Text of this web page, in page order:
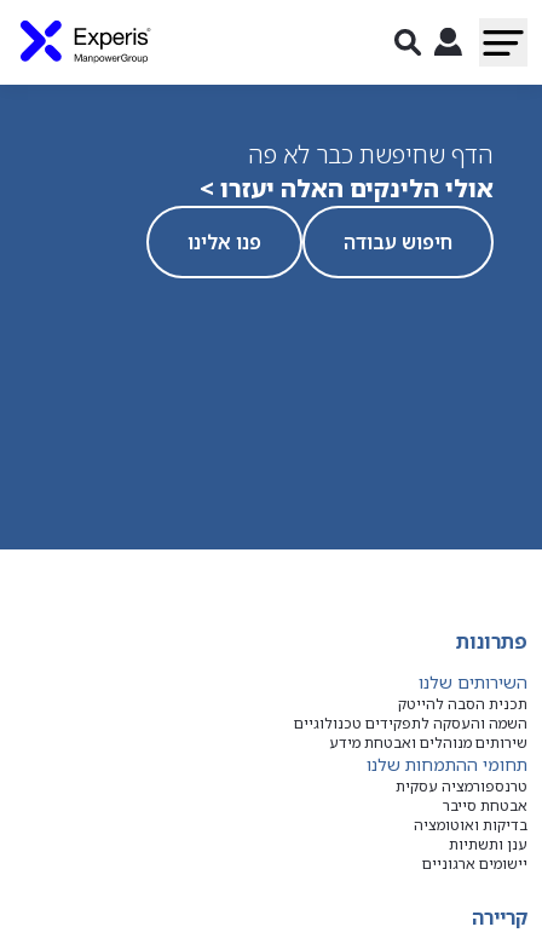
הדף שחיפשת כבר לא פה
אולי הלינקים האלה יעזרו >
חיפוש עבודה פנו אלינו
פתרונות
השירותים שלנו
תכנית הסבה להייטק
השמה והעסקה לתפקידים טכנולוגיים
שירותים מנוהלים ואבטחת מידע
תחומי ההתמחות שלנו
טרנספורמציה עסקית
אבטחת סייבר
בדיקות ואוטומציה
ענן ותשתיות
יישומים ארגוניים
קריירה